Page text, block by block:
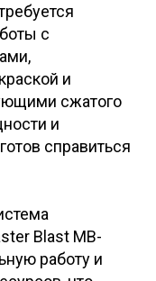
с
и
сжатого
и
справиться
Blast MB-
работу и